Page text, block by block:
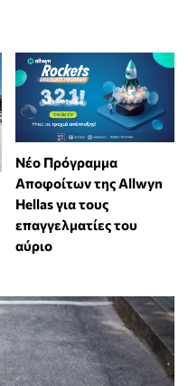
Νέο Πρόγραμμα
Αποφοίτων της Allwyn
Hellas για τους
επαγγελματίες του
αύριο